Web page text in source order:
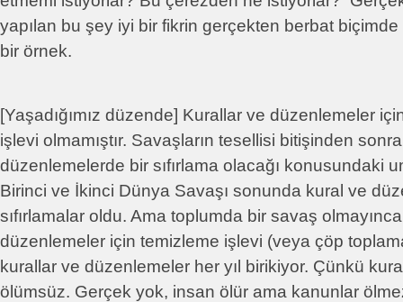
yapılan bu şey iyi bir fikrin gerçekten berbat
bir örnek.
[Yaşadığımız düzende] Kurallar ve düzenlemeler
işlevi olmamıştır. Savaşların tesellisi bitişinden
düzenlemelerde bir sıfırlama olacağı konusundaki
Birinci ve İkinci Dünya Savaşı sonunda kural ve
sıfırlamalar oldu. Ama toplumda bir savaş
düzenlemeler için temizleme işlevi (veya çöp
kurallar ve düzenlemeler her yıl birikiyor. Çünkü
ölümsüz. Gerçek yok, insan ölür ama kanunlar